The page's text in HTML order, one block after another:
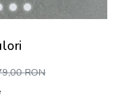
RON